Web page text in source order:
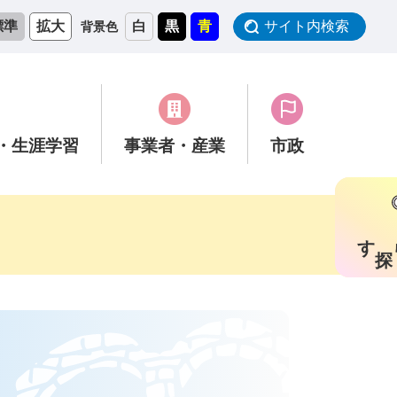
準 拡大 背景色 白 黒 青 サイト内検索
生涯学習 事業者 ・産業 市政
す